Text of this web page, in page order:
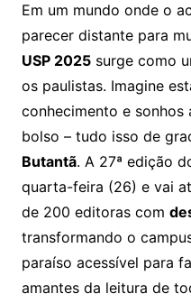
Em um mundo onde o
parecer distante para
USP 2025surge como
os paulistas. Imagine
conhecimento e sonhos
bolso – tudo isso de
Butantã. A 27ª edição
quarta-feira (26) e vai
de 200 editoras com
transformando o
paraíso acessível para
amantes da leitura de